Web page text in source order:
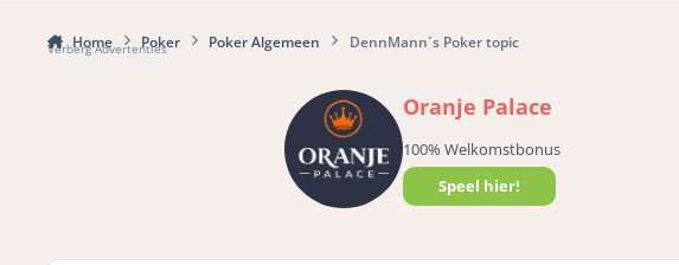
Home Poker Poker Algemeen DennMann´s Poker topic
Verberg Advertenties
Oranje Palace
100% Welkomstbonus
Speel hier!